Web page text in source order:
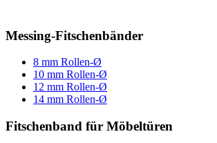
Messing-Fitschenbänder
8 mm Rollen-Ø
10 mm Rollen-Ø
12 mm Rollen-Ø
14 mm Rollen-Ø
Fitschenband für Möbeltüren